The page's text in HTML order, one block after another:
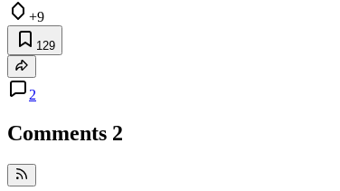
+9
129
2
Comments 2